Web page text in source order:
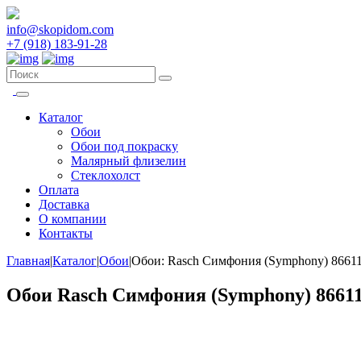
info@skopidom.com
+7 (918) 183-91-28
Каталог
Обои
Обои под покраску
Малярный флизелин
Стеклохолст
Оплата
Доставка
О компании
Контакты
Главная|Каталог|Обои|Обои: Rasch Симфония (Symphony)
Обои Rasch Симфония (Symphony)